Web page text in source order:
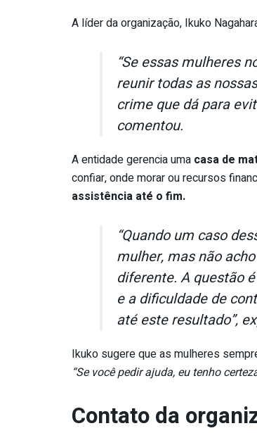
A líder da organização, Ikuko
“Se essas mulheres
reunir todas as
crime que dá para
comentou.
A entidade gerencia uma casa de
confiar, onde morar ou recursos
assistência até o fim.
“Quando um caso
mulher, mas não
diferente. A questão
e a dificuldade de
até este resultado”,
Ikuko sugere que as mulheres
“Se você pedir ajuda, eu tenho
Contato da